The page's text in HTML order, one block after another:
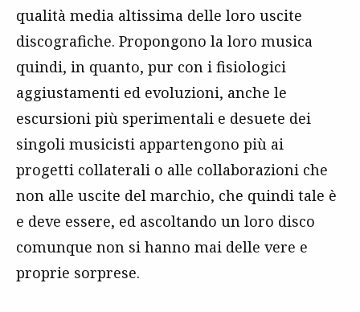
qualità media altissima delle loro uscite
discografiche. Propongono la loro musica
quindi, in quanto, pur con i fisiologici
aggiustamenti ed evoluzioni, anche le
escursioni più sperimentali e desuete dei
singoli musicisti appartengono più ai
progetti collaterali o alle collaborazioni che
non alle uscite del marchio, che quindi tale è
e deve essere, ed ascoltando un loro disco
comunque non si hanno mai delle vere e
proprie sorprese.